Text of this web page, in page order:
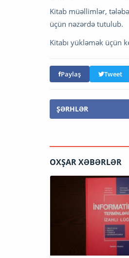
Kitab müəllimlər,
üçün nəzərdə tutulub.
Kitabı yükləmək üçün
Paylaş Tweet
ŞƏRHLƏR
OXŞAR XƏBƏRLƏR